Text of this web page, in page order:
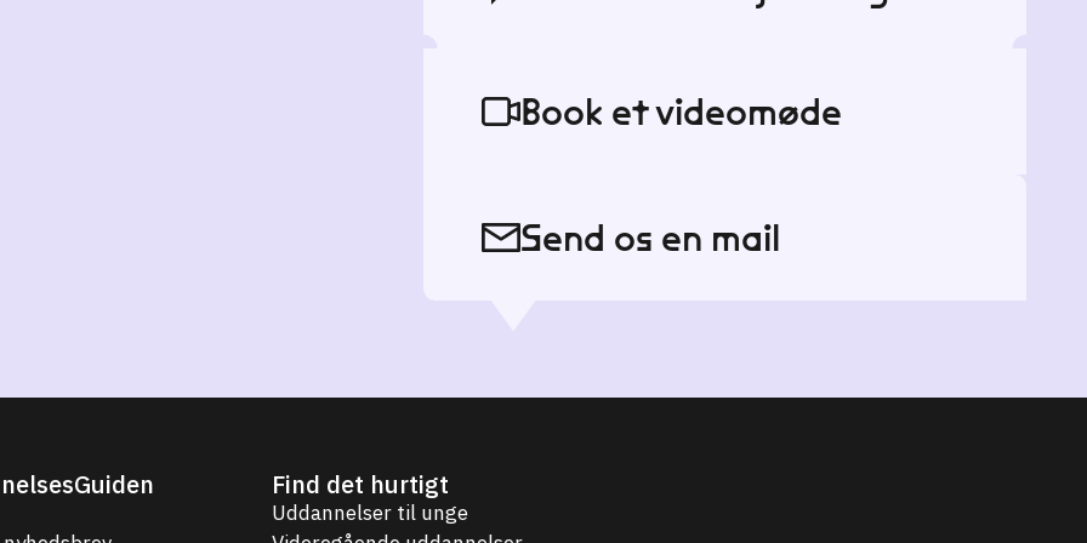
Book et videomøde
Send os en mail
Find det hurtigt
Uddannelser til unge